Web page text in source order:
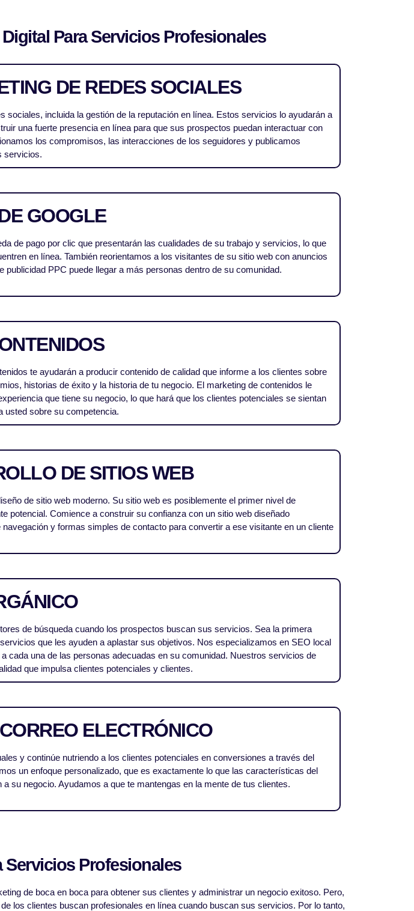
Para Servicios Profesionales
DE REDES SOCIALES
sociales, incluida la gestión de la reputación en línea. Estos servicios lo ayudarán a
una fuerte presencia en línea para que sus prospectos puedan interactuar con
los compromisos, las interacciones de los seguidores y publicamos
servicios.
GOOGLE
de pago por clic que presentarán las cualidades de su trabajo y servicios, lo que
en línea. También reorientamos a los visitantes de su sitio web con anuncios
PPC puede llegar a más personas dentro de su comunidad.
te ayudarán a producir contenido de calidad que informe a los clientes sobre
historias de éxito y la historia de tu negocio. El marketing de contenidos le
que tiene su negocio, lo que hará que los clientes potenciales se sientan
usted sobre su competencia.
DE SITIOS WEB
de sitio web moderno. Su sitio web es posiblemente el primer nivel de
potencial. Comience a construir su confianza con un sitio web diseñado
y formas simples de contacto para convertir a ese visitante en un cliente
de búsqueda cuando los prospectos buscan sus servicios. Sea la primera
que les ayuden a aplastar sus objetivos. Nos especializamos en SEO local
cada una de las personas adecuadas en su comunidad. Nuestros servicios de
que impulsa clientes potenciales y clientes.
ELECTRÓNICO
y continúe nutriendo a los clientes potenciales en conversiones a través del
un enfoque personalizado, que es exactamente lo que las características del
su negocio. Ayudamos a que te mantengas en la mente de tus clientes.
Servicios Profesionales
de boca en boca para obtener sus clientes y administrar un negocio exitoso. Pero,
los clientes buscan profesionales en línea cuando buscan sus servicios. Por lo tanto,